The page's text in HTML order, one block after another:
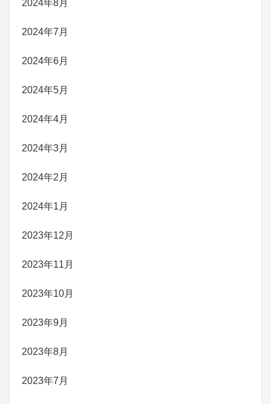
2024年8月
2024年7月
2024年6月
2024年5月
2024年4月
2024年3月
2024年2月
2024年1月
2023年12月
2023年11月
2023年10月
2023年9月
2023年8月
2023年7月